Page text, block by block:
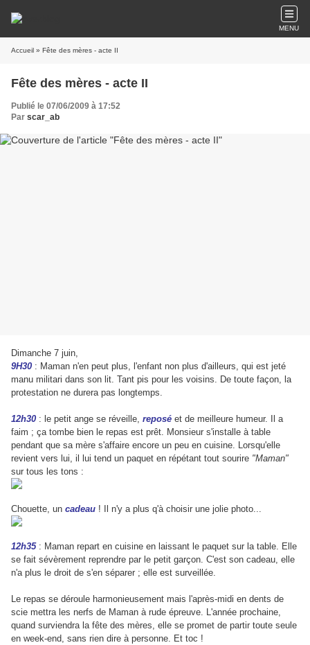
MENU
Accueil » Fête des mères - acte II
Fête des mères - acte II
Publié le 07/06/2009 à 17:52
Par scar_ab
Dimanche 7 juin,
9H30 : Maman n'en peut plus, l'enfant non plus d'ailleurs, qui est jeté
manu militari dans son lit. Tant pis pour les voisins. De toute façon, la
protestation ne durera pas longtemps.
12h30 : le petit ange se réveille, reposé et de meilleure humeur. Il a
faim ; ça tombe bien le repas est prêt. Monsieur s'installe à table
pendant que sa mère s'affaire encore un peu en cuisine. Lorsqu'elle
revient vers lui, il lui tend un paquet en répétant tout sourire "Maman"
sur tous les tons :
Chouette, un cadeau ! Il n'y a plus q'à choisir une jolie photo...
12h35: Maman repart en cuisine en laissant le paquet sur la table. Elle
se fait sévèrement reprendre par le petit garçon. C'est son cadeau, elle
n'a plus le droit de s'en séparer ; elle est surveillée.
Le repas se déroule harmonieusement mais l'après-midi en dents de
scie mettra les nerfs de Maman à rude épreuve. L'année prochaine,
quand surviendra la fête des mères, elle se promet de partir toute seule
en week-end, sans rien dire à personne. Et toc !